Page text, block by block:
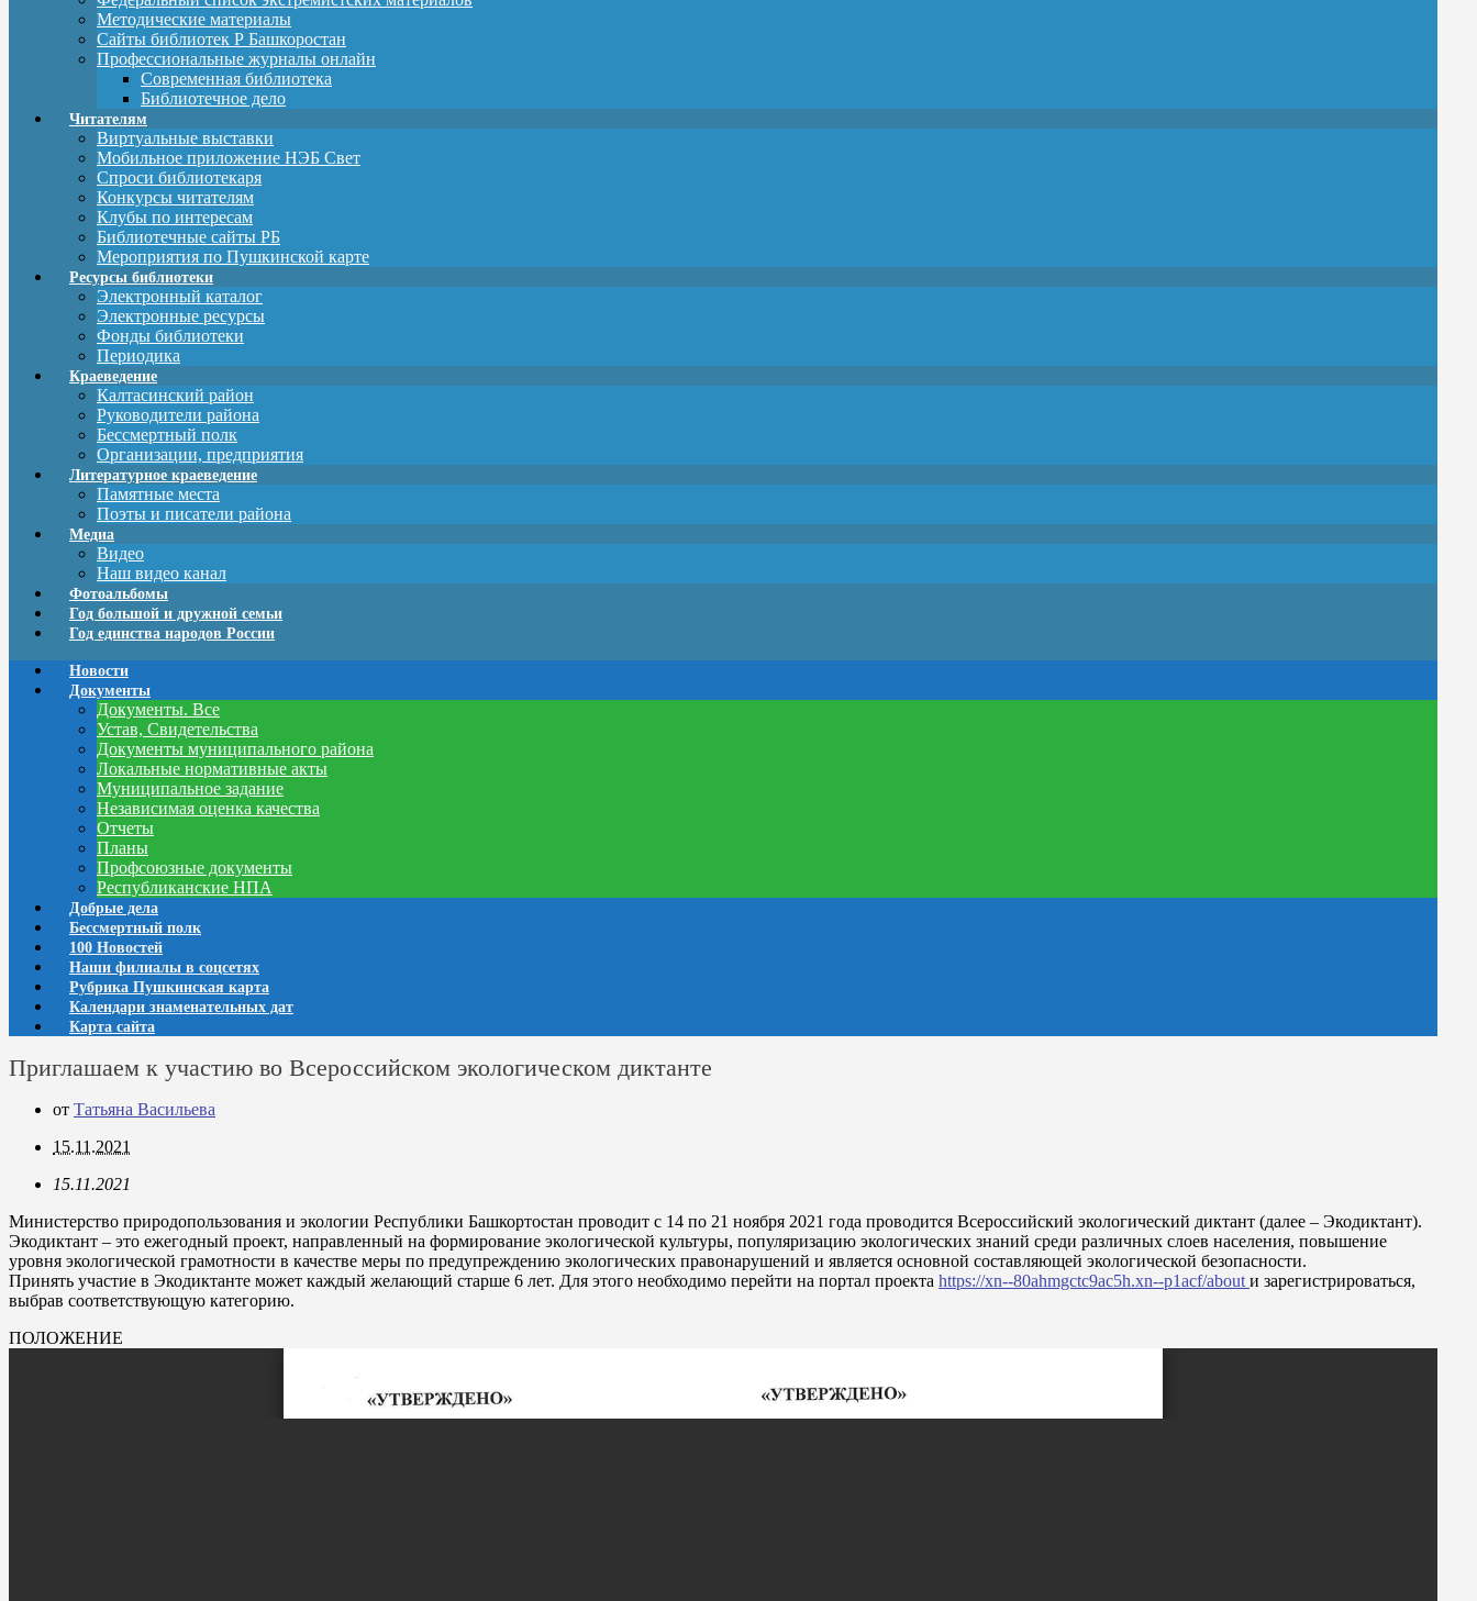
Методические материалы
Сайты библиотек Р Башкоростан
Профессиональные журналы онлайн
Современная библиотека
Библиотечное дело
Читателям
Виртуальные выставки
Мобильное приложение НЭБ Свет
Спроси библиотекаря
Конкурсы читателям
Клубы по интересам
Библиотечные сайты РБ
Мероприятия по Пушкинской карте
Ресурсы библиотеки
Электронный каталог
Электронные ресурсы
Фонды библиотеки
Периодика
Краеведение
Калтасинский район
Руководители района
Бессмертный полк
Организации, предприятия
Литературное краеведение
Памятные места
Поэты и писатели района
Медиа
Видео
Наш видео канал
Фотоальбомы
Год большой и дружной семьи
Год единства народов России
Новости
Документы
Документы. Все
Устав, Свидетельства
Документы муниципального района
Локальные нормативные акты
Муниципальное задание
Независимая оценка качества
Отчеты
Планы
Профсоюзные документы
Республиканские НПА
Добрые дела
Бессмертный полк
100 Новостей
Наши филиалы в соцсетях
Рубрика Пушкинская карта
Календари знаменательных дат
Карта сайта
Приглашаем к участию во Всероссийском экологическом диктанте
от Татьяна Васильева
15.11.2021
15.11.2021
Министерство природопользования и экологии Республики Башкортостан проводит с 14 по 21 ноября 2021 года проводится Всероссийский экологический диктант (далее – Экодиктант).
Экодиктант – это ежегодный проект, направленный на формирование экологической культуры, популяризацию экологических знаний среди различных слоев населения, повышение
уровня экологической грамотности в качестве меры по предупреждению экологических правонарушений и является основной составляющей экологической безопасности.
Принять участие в Экодиктанте может каждый желающий старше 6 лет. Для этого необходимо перейти на портал проекта https://xn--80ahmgctc9ac5h.xn--p1acf/about и зарегистрироваться,
выбрав соответствующую категорию.
ПОЛОЖЕНИЕ